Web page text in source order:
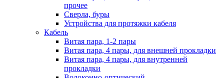
прочее
Сверла, буры
Устройства для протяжки кабеля
Кабель
Витая пара, 1-2 пары
Витая пара, 4 пары, для внешней прокладки
Витая пара, 4 пары, для внутренней
прокладки